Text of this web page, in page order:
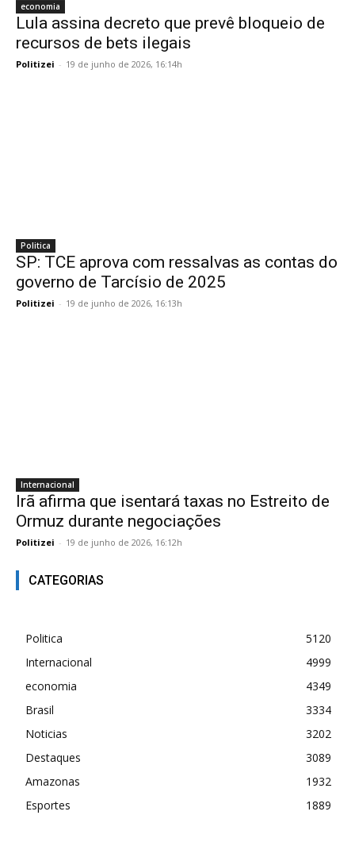
economia
Lula assina decreto que prevê bloqueio de
recursos de bets ilegais
Politizei - 19 de junho de 2026, 16:14h
Politica
SP: TCE aprova com ressalvas as contas do
governo de Tarcísio de 2025
Politizei - 19 de junho de 2026, 16:13h
Internacional
Irã afirma que isentará taxas no Estreito de
Ormuz durante negociações
Politizei - 19 de junho de 2026, 16:12h
CATEGORIAS
Politica
5120
Internacional
4999
economia
4349
Brasil
3334
Noticias
3202
Destaques
3089
Amazonas
1932
Esportes
1889